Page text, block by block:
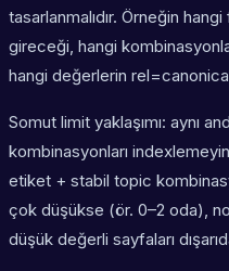
tasarlanmalıdır. Örneğin
gireceği, hangi
hangi değerlerin
Somut limit yaklaşımı: aynı
kombinasyonları
etiket + stabil topic
çok düşükse (ör. 0–2 oda),
düşük değerli sayfaları